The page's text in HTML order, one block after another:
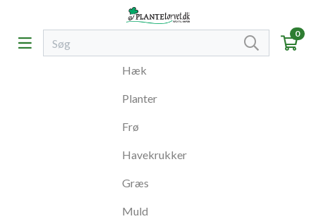
0
Hæk
Planter
Frø
Havekrukker
Græs
Muld